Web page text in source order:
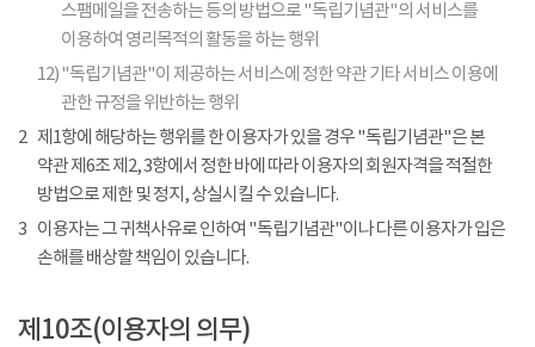
스팸메일을 전송하는 등의 방법으로 "독립기념관"의 서비스를
이용하여 영리목적의 활동을 하는 행위
12)"독립기념관"이 제공하는 서비스에 정한 약관 기타 서비스 이용에
관한 규정을 위반하는 행위
2 제1항에 해당하는 행위를 한 이용자가 있을 경우 "독립기념관"은 본
약관 제6조 제2, 3항에서 정한 바에 따라 이용자의 회원자격을 적절한
방법으로 제한 및 정지, 상실시킬 수 있습니다.
3 이용자는 그 귀책사유로 인하여 "독립기념관"이나 다른 이용자가 입은
손해를 배상할 책임이 있습니다.
제10조(이용자의 의무)